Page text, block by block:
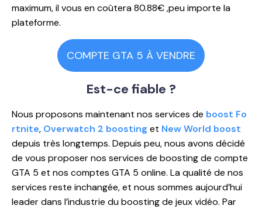
maximum, il vous en coûtera 80.88€ ,peu importe la
plateforme.
COMPTE GTA 5 À VENDRE
Est-ce fiable ?
Nous proposons maintenant nos services de boost Fo
rtnite, Overwatch 2 boosting et New World boost
depuis très longtemps. Depuis peu, nous avons décidé
de vous proposer nos services de boosting de compte
GTA 5 et nos comptes GTA 5 online. La qualité de nos
services reste inchangée, et nous sommes aujourd’hui
leader dans l’industrie du boosting de jeux vidéo. Par